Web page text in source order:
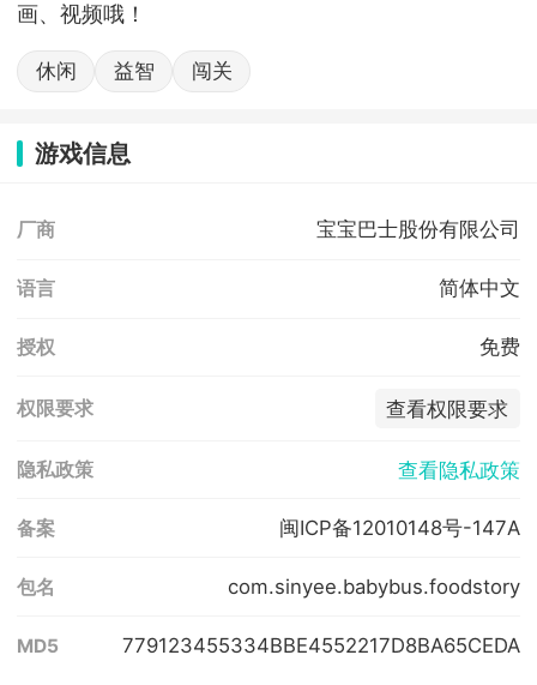
画、视频哦！
休闲 益智 闯关
游戏信息
厂商 宝宝巴士股份有限公司
语言 简体中文
授权 免费
权限要求 查看权限要求
隐私政策 查看隐私政策
备案 闽ICP备12010148号-147A
包名 com.sinyee.babybus.foodstory
MD5 779123455334BBE4552217D8BA65CEDA